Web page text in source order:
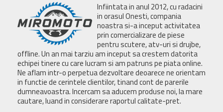
Infiintata in anul 2012, cu radacini
in orasul Onesti, compania
noastra si-a inceput activitatea
prin comercializare de piese
pentru scutere, atv-uri si drujbe,
offline. Un an mai tarziu am inceput sa crestem datorita
echipei tinere cu care lucram si am patruns pe piata online.
Ne aflam intr-o perpetua dezvoltare deoarece ne orientam
in functie de cerintele clientilor, tinand cont de parerile
dumneavoastra. Incercam sa aducem produse noi, la mare
cautare, luand in considerare raportul calitate-pret.